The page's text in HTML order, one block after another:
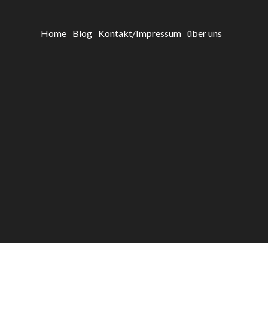
Home Blog Kontakt/Impressum über uns